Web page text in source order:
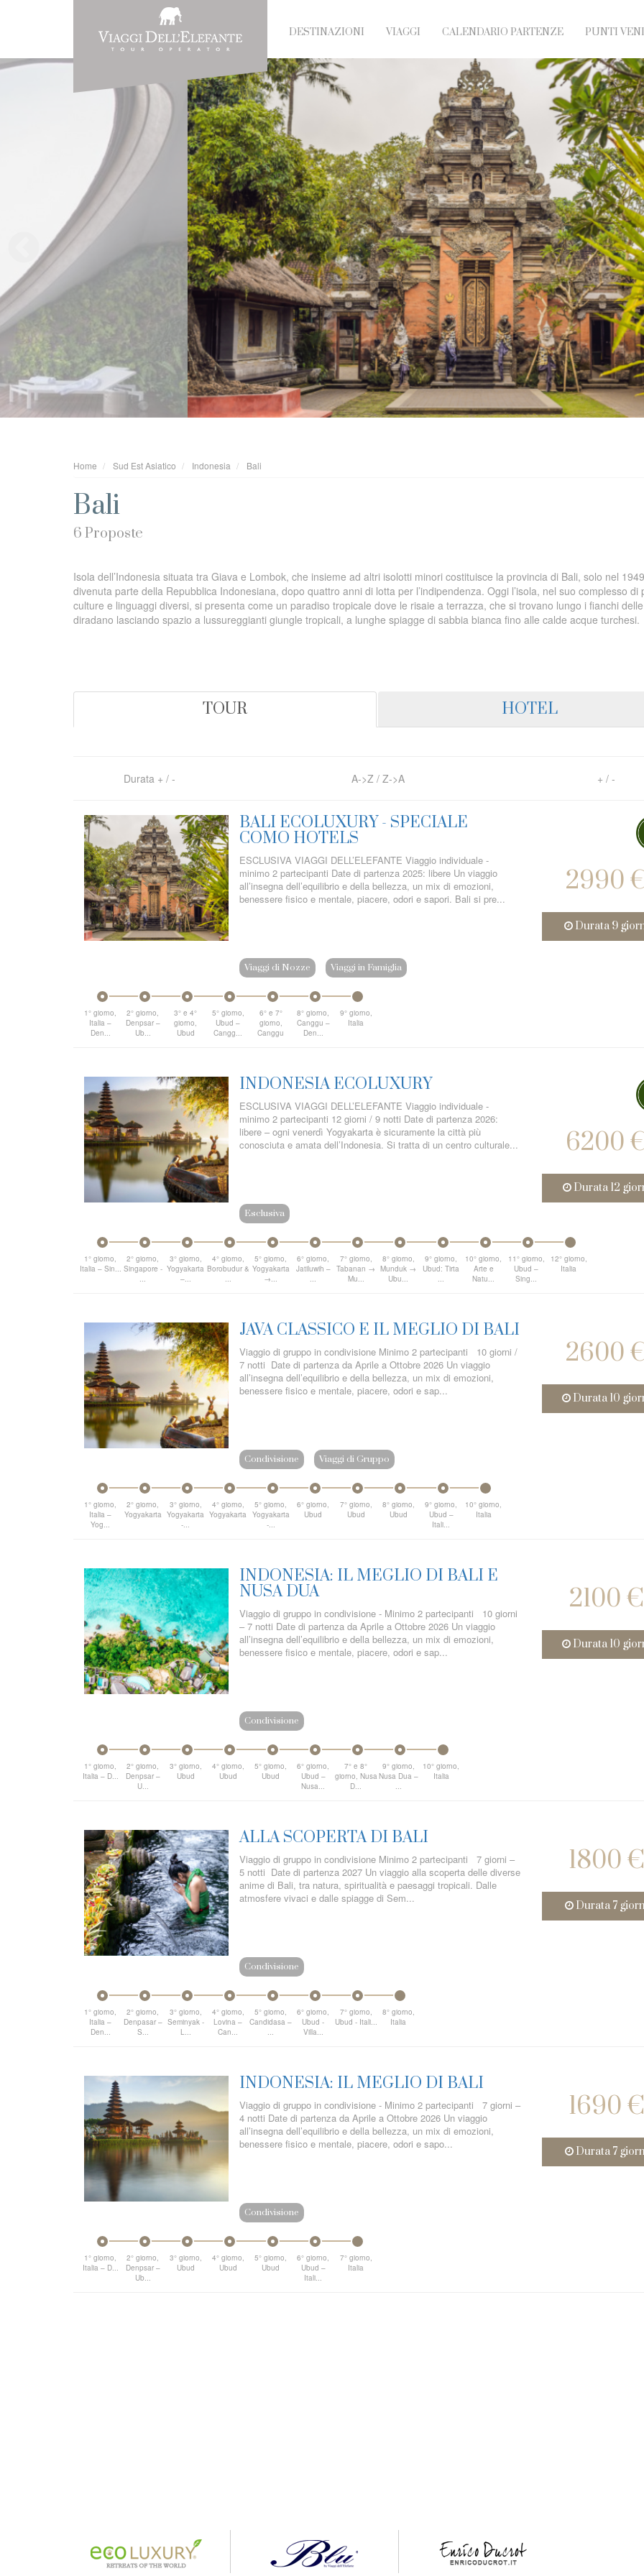
DESTINAZIONI VIAGGI CALENDARIO PARTENZE PUNTI
Home Sud Est Asiatico Indonesia Bali
Bali
6 Proposte
Isola dell’Indonesia situata tra Giava e Lombok, che insieme ad altri isolotti minori costituisce la provincia di Bali, solo nel
divenuta parte della Repubblica Indonesiana, dopo quattro anni di lotta per l’indipendenza. Oggi l’isola, nel suo complesso di
culture e linguaggi diversi, si presenta come un paradiso tropicale dove le risaie a terrazza, che si trovano lungo i fianchi
diradano lasciando spazio a lussureggianti giungle tropicali, a lunghe spiagge di sabbia bianca fino alle calde acque turchesi.
TOUR HOTEL
Durata + / - A->Z / Z->A +/-
BALI ECOLUXURY - SPECIALE
COMO HOTELS
ESCLUSIVA VIAGGI DELL’ELEFANTE Viaggio individuale -
minimo 2 partecipanti Date di partenza 2025: libere Un viaggio
all’insegna dell’equilibrio e della bellezza, un mix di emozioni,
benessere fisico e mentale, piacere, odori e sapori. Bali si pre...
Viaggi di Nozze Viaggi in Famiglia
2990
Durata 9
1° giorno,
Italia –
Den...
2° giorno,
Denpsar –
Ub...
3° e 4°
giorno,
Ubud
5° giorno,
Ubud –
Cangg...
6° e 7°
giorno,
Canggu
8° giorno,
Canggu –
Den...
9° giorno,
Italia
INDONESIA ECOLUXURY
ESCLUSIVA VIAGGI DELL’ELEFANTE Viaggio individuale -
minimo 2 partecipanti 12 giorni / 9 notti Date di partenza 2026:
libere – ogni venerdì Yogyakarta è sicuramente la città più
conosciuta e amata dell’Indonesia. Si tratta di un centro culturale...
Esclusiva
6200
Durata 12
1° giorno,
Italia – Sin...
2° giorno,
Singapore -
...
3° giorno,
Yogyakarta
–...
4° giorno,
Borobudur &
...
5° giorno,
Yogyakarta
→...
6° giorno,
Jatiluwih –
...
7° giorno,
Tabanan →
Mu...
8° giorno,
Munduk →
Ubu...
9° giorno,
Ubud: Tirta
...
10° giorno,
Arte e
Natu...
11° giorno,
Ubud –
Sing...
12° giorno,
Italia
JAVA CLASSICO E IL MEGLIO DI BALI
Viaggio di gruppo in condivisione Minimo 2 partecipanti 10 giorni /
7 notti Date di partenza da Aprile a Ottobre 2026 Un viaggio
all’insegna dell’equilibrio e della bellezza, un mix di emozioni,
benessere fisico e mentale, piacere, odori e sap...
Condivisione Viaggi di Gruppo
2600
Durata 10
1° giorno,
Italia –
Yog...
2° giorno,
Yogyakarta
3° giorno,
Yogyakarta
-...
4° giorno,
Yogyakarta
5° giorno,
Yogyakarta
-...
6° giorno,
Ubud
7° giorno,
Ubud
8° giorno,
Ubud
9° giorno,
Ubud –
Itali...
10° giorno,
Italia
INDONESIA: IL MEGLIO DI BALI E
NUSA DUA
Viaggio di gruppo in condivisione - Minimo 2 partecipanti 10 giorni
– 7 notti Date di partenza da Aprile a Ottobre 2026 Un viaggio
all’insegna dell’equilibrio e della bellezza, un mix di emozioni,
benessere fisico e mentale, piacere, odori e sap...
Condivisione
2100 €
Durata 10
1° giorno,
Italia – D...
2° giorno,
Denpsar –
U...
3° giorno,
Ubud
4° giorno,
Ubud
5° giorno,
Ubud
6° giorno,
Ubud –
Nusa...
7° e 8°
giorno, Nusa
D...
9° giorno,
Nusa Dua –
...
10° giorno,
Italia
ALLA SCOPERTA DI BALI
Viaggio di gruppo in condivisione Minimo 2 partecipanti 7 giorni –
5 notti Date di partenza 2027 Un viaggio alla scoperta delle diverse
anime di Bali, tra natura, spiritualità e paesaggi tropicali. Dalle
atmosfere vivaci e dalle spiagge di Sem...
Condivisione
1800
Durata 7
1° giorno,
Italia –
Den...
2° giorno,
Denpasar –
S...
3° giorno,
Seminyak -
L...
4° giorno,
Lovina –
Can...
5° giorno,
Candidasa –
...
6° giorno,
Ubud -
Villa...
7° giorno,
Ubud - Itali...
8° giorno,
Italia
INDONESIA: IL MEGLIO DI BALI
Viaggio di gruppo in condivisione - Minimo 2 partecipanti 7 giorni –
4 notti Date di partenza da Aprile a Ottobre 2026 Un viaggio
all’insegna dell’equilibrio e della bellezza, un mix di emozioni,
benessere fisico e mentale, piacere, odori e sapo...
Condivisione
1690
Durata 7
1° giorno,
Italia – D...
2° giorno,
Denpsar –
Ub...
3° giorno,
Ubud
4° giorno,
Ubud
5° giorno,
Ubud
6° giorno,
Ubud –
Itali...
7° giorno,
Italia